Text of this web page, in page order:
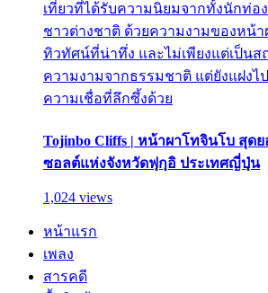
เที่ยวที่ได้รับความนิยมจากทั้งนักท่อ
ชาวต่างชาติ ด้วยความงามของหน้
ทิวทัศน์ที่น่าทึ่ง และไม่เพียงแต่เป็นส
ความงามจากธรรมชาติ แต่ยังแฝงไ
ความเชื่อที่ลึกซึ้งด้วย
Tojinbo Cliffs | หน้าผาโทจินโบ สุด
ซอลต์แห่งจังหวัดฟุกุอิ ประเทศญี่ปุ่น
1,024 views
หน้าแรก
เพลง
สารคดี